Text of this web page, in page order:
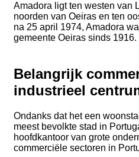
Amadora ligt ten westen van
noorden van Oeiras en ten
na 25 april 1974, Amadora
gemeente Oeiras sinds 1916.
Belangrijk
industrieel
Ondanks dat het een
meest bevolkte stad in
hoofdkantoor van grote
commerciële sectoren in